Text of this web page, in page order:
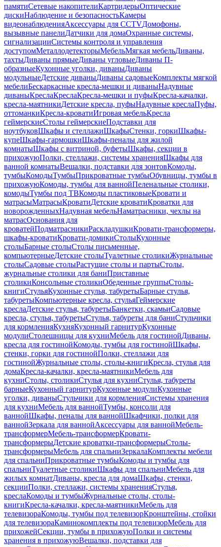
памятиСетевые накопителиКартридерыОптические
дискиНаблюдение и безопасностьКамеры
видеонаблюденияАксессуары для CCTVДомофоны,
вызывные панелиДатчики для домаОхранные системы,
сигнализацииСистемы контроля и управления
доступомМеталлодетекторыМебельМягкая мебельДиваны,
тахтыДиваны прямыеДиваны угловыеДиваны П-
образныеКухонные уголки, диваныДиваны
модульныеДетские диваныДиваны садовыеКомплекты мягкой
мебелиБескаркасные кресла-мешки и диваныНадувные
диваныКреслаКреслаКресла-мешки и пуфыКресла-качалки,
кресла-маятникиДетские кресла, пуфыНадувные креслаПуфы,
оттоманкиКресла-кроватиИгровая мебельКресла
геймерскиеСтолы геймерскиеПодставки для
ноутбуковШкафы и стеллажиШкафыСтенки, горкиШкафы-
купеШкафы-гармошкиШкафы-пеналы для жилой
комнатыШкафы с витриной, буфетыШкафы, секции в
прихожуюПолки, стеллажи, системы храненияШкафы для
ванной комнатыВешалки, подставки для зонтовКомоды,
тумбыКомодыТумбыПрикроватные тумбыОбувницы, тумбы в
прихожуюКомоды, тумбы для ваннойПеленальные столики,
комодыТумбы под ТВКомоды пластиковыеКровати и
матрасыМатрасыКроватиДетские кроватиКроватки для
новорожденныхНадувная мебельНаматрасники, чехлы на
матрасОснования для
кроватейПодматрасникиРаскладушкиКровати-трансформеры,
шкафы-кроватиКровати-домикиСтолыКухонные
столыБарные столыСтолы письменные,
компьютерныеДетские столыТуалетные столикиЖурнальные
столыСадовые столыРастущие столы и партыСтолы,
журнальные столики для баниПриставные
столикиКонсольные столикиОбеденные группыСтолы-
книгиСтульяКухонные стулья, табуретыБарные стулья,
табуретыКомпьютерные кресла, стульяГеймерские
креслаДетские стулья, табуретыБанкетки, скамьиСадовые
кресла, стулья, табуретыСтулья, табуреты для баниСтульчики
для кормленияКухняКухонный гарнитурКухонные
модулиСтолешницы для кухниМебель для гостинойДиваны,
кресла для гостинойКомоды, тумбы для гостинойШкафы,
стенки, горки для гостинойПолки, стеллажи для
гостинойЖурнальные столы, столы-книгиКресла, стулья для
домаКресла-качалки, кресла-маятникиМебель для
кухниСтолы, столикиСтулья для кухниСтулья, табуреты
барныеКухонный гарнитурКухонные модулиКухонные
уголки, диваныСтульчики для кормленияСистемы хранения
для кухниМебель для ваннойТумбы, консоли для
ваннойШкафы, пеналы для ваннойШкафчики, полки для
ваннойЗеркала для ваннойАксессуары для ваннойМебель-
трансформерМебель-трансформерКровати-
трансформерыДетские кроватки-трансформерыСтолы-
трансформерыМебель для спальниЗеркалаКомплекты мебели
для спальниПрикроватные тумбыКомоды и тумбы для
спальниТуалетные столикиШкафы для спальниМебель для
жилых комнатДиваны, кресла для домаШкафы, стенки,
секцииПолки, стеллажи, системы храненияСтулья,
креслаКомоды и тумбыЖурнальные столы, столы-
книгиКресла-качалки, кресла-маятникиМебель для
телевизораКомоды, тумбы под телевизорКронштейны, стойки
для телевизораКаминокомплекты под телевизорМебель для
прихожейСекции, тумбы в прихожуюПолки и системы
хранения в прихожуюВешалки, подставки для